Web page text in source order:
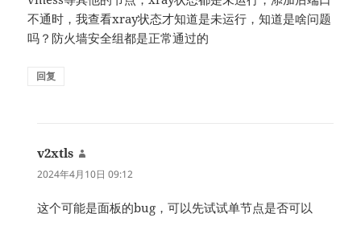
不通时，我查看xray状态才知道是未运行，知道是啥问题
吗？防火墙安全组都是正常通过的
回复
v2xtls
道：
2024年4月10日 09:12
这个可能是面板的bug，可以先试试单节点是否可以